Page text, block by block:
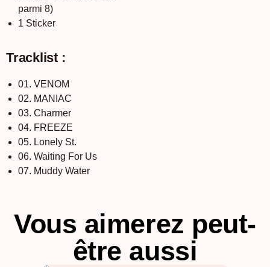
parmi 8)
1 Sticker
Tracklist :
01. VENOM
02. MANIAC
03. Charmer
04. FREEZE
05. Lonely St.
06. Waiting For Us
07. Muddy Water
Vous aimerez peut-
être aussi